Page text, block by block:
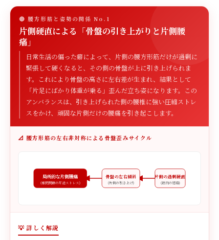
🔴 腰方形筋と姿勢の関係 No.1
片側硬直による「骨盤の引き上がりと片側腰
痛」
日常生活の偏った癖によって、片側の腰方形筋だけが過剰に
緊張して硬くなると、その側の骨盤が上に引き上げられま
す。これにより骨盤の高さに左右差が生まれ、結果として
「片足にばかり体重が乗る」歪んだ立ち姿になります。この
アンバランスは、引き上げられた側の腰椎に強い圧縮ストレ
スをかけ、頑固な片側だけの腰痛を引き起こします。
📐 腰方形筋の左右非対称による骨盤歪みサイクル
片側の過剰硬直
(筋肉の短縮)
骨盤の左右傾斜
(片側の引き上げ)
局所的な片側腰痛
(椎間関節の圧迫ストレス)
💡 詳しく解説